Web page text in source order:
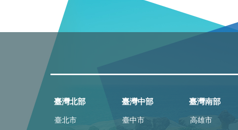
臺灣北部
臺北市
臺灣中部
臺中市
臺灣南部
高雄市